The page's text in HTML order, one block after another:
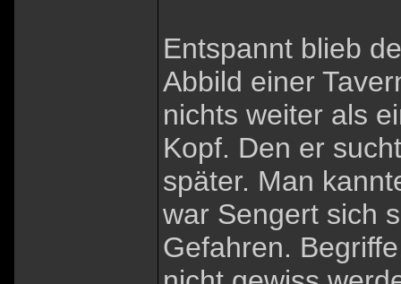
Entspannt blieb
Abbild einer
nichts weiter als
Kopf. Den er
später. Man
war Sengert sich
Gefahren.